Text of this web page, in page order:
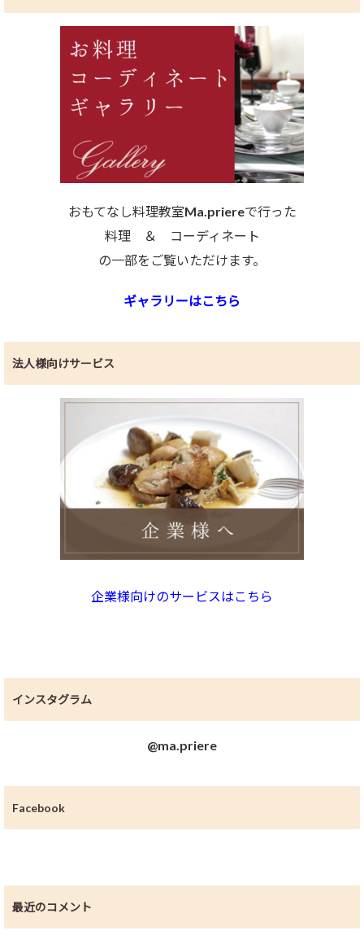
おもてなし料理教室Ma.priereで行った
料理 ＆ コーディネート
の一部をご覧いただけます。
ギャラリーはこちら
法人様向けサービス
企業様向けのサービスはこちら
インスタグラム
@ma.priere
Facebook
最近のコメント